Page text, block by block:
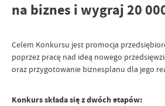
na biznes i wygraj 20
Celem Konkursu jest promocja
poprzez pracę nad ideą nowego
oraz przygotowanie biznesplanu dla jego
Konkurs składa się z dwóch etapów: